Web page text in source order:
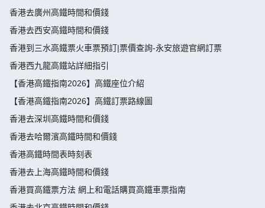
香港去廣州高鐵時間和價錢
香港去西安高鐵時間和價錢
香港到三水高鐵票火車票預訂|票價查詢-永安旅遊官網訂票
香港西九龍高鐵站詳細指引
【香港高鐵指南2026】高鐵座位介紹
【香港高鐵指南2026】高鐵訂票路線圖
香港去深圳高鐵時間和價錢
香港去哈爾濱高鐵時間和價錢
香港高鐵時間表時刻表
香港去上海高鐵時間和價錢
香港買高鐵票方法 網上和電話購買高鐵車票指南